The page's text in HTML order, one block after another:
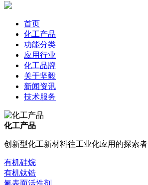
首页
化工产品
功能分类
应用行业
化工品牌
关于坚毅
新闻资讯
技术服务
化工产品
创新型化工新材料往工业化应用的探索者
有机硅烷
有机钛锆
氟表面活性剂